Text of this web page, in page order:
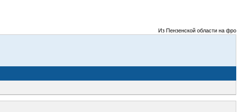
Из Пензенской области на фронты